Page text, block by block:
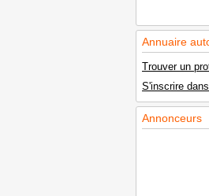
Annuaire
Trouver un
S'inscrire
Annonceurs